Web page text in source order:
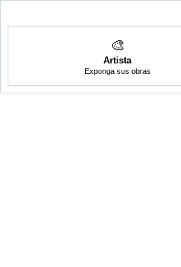
🎨
Artista
Exponga sus obras